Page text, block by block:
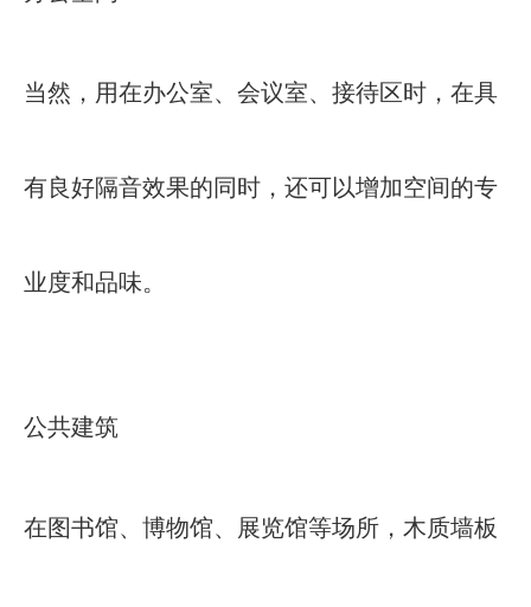
当然，用在办公室、会议室、接待区时，在具
有良好隔音效果的同时，还可以增加空间的专
业度和品味。
公共建筑
在图书馆、博物馆、展览馆等场所，木质墙板